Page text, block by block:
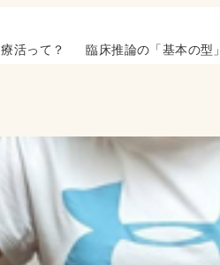
療活って？ 臨床推論の「基本の型」